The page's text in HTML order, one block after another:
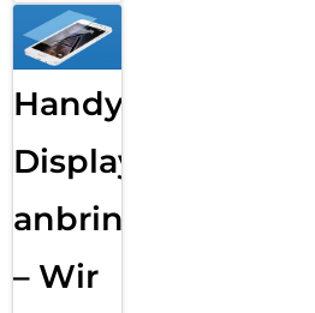
Handy
Displayfolie
anbringen
– Wir